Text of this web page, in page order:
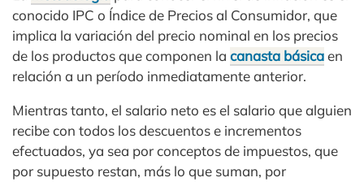
conocido IPC o Índice de Precios al Consumidor, que
implica la variación del precio nominal en los precios
de los productos que componen la canasta básicaen
relación a un período inmediatamente anterior.
Mientras tanto, el salario neto es el salario que alguien
recibe con todos los descuentos e incrementos
efectuados, ya sea por conceptos de impuestos, que
por supuesto restan, más lo que suman, por